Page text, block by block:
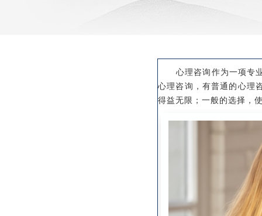
心理咨询作为一项专业
心理咨询，有普通的心理
得益无限；一般的选择，